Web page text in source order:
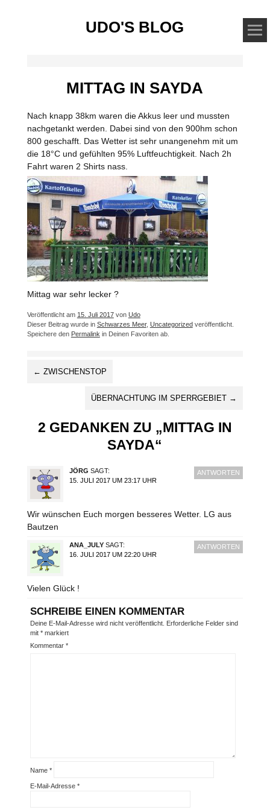
UDO'S BLOG
MITTAG IN SAYDA
Nach knapp 38km waren die Akkus leer und mussten
nachgetankt werden. Dabei sind von den 900hm schon
800 geschafft. Das Wetter ist sehr unangenehm mit um
die 18°C und gefühlten 95% Luftfeuchtigkeit. Nach 2h
Fahrt waren 2 Shirts nass.
Mittag war sehr lecker ?
Veröffentlicht am 15. Juli 2017von Udo
Dieser Beitrag wurde in Schwarzes Meer, Uncategorizedveröffentlicht.
Speichere den Permalink in Deinen Favoriten ab.
ARTIKEL-
← ZWISCHENSTOP
ÜBERNACHTUNG IM SPERRGEBIET →
2 GEDANKEN ZU „MITTAG IN
SAYDA“
JÖRG SAGT:
15. JULI 2017 UM 23:17 UHR
Wir wünschen Euch morgen besseres Wetter. LG aus
Bautzen
ANTWORTEN
ANA_JULY SAGT:
16. JULI 2017 UM 22:20 UHR
Vielen Glück !
ANTWORTEN
SCHREIBE EINEN KOMMENTAR
Deine E-Mail-Adresse wird nicht veröffentlicht. Erforderliche Felder sind
mit *markiert
Kommentar *
Name *
E-Mail-Adresse *